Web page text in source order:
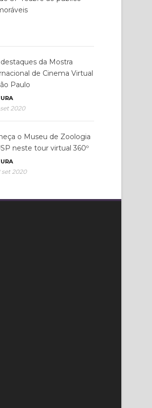
da Mostra
de Cinema Virtual
Paulo
set 2020
o Museu de Zoologia
neste tour virtual 360º
set 2020